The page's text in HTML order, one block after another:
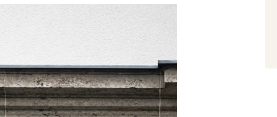
состоянием как основа
антихрупких команд